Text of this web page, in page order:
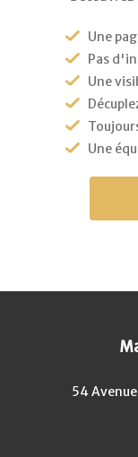
Une
Pas
Une
Une
54